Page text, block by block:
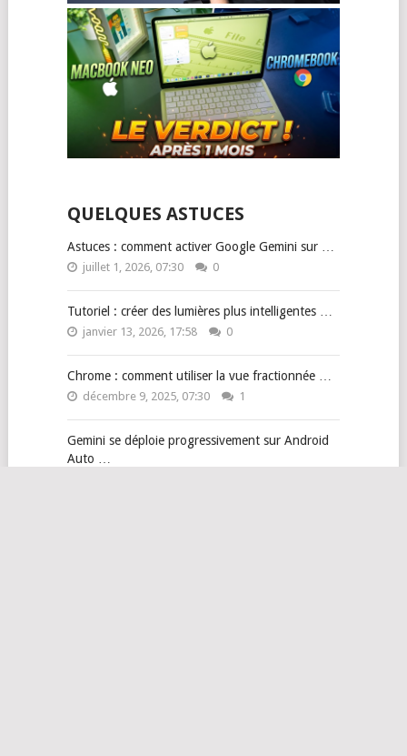
QUELQUES ASTUCES
Astuces : comment activer Google Gemini sur …
juillet 1, 2026, 07:30 0
Tutoriel : créer des lumières plus intelligentes …
janvier 13, 2026, 17:58 0
Chrome : comment utiliser la vue fractionnée …
décembre 9, 2025, 07:30 1
Gemini se déploie progressivement sur Android
Auto …